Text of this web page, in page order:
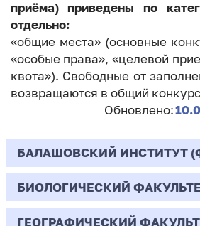
приёма) приведены по
отдельно:
«общие места» (основные
«особые права», «целевой
квота»). Свободные от
возвращаются в общий
Обновлено:
БАЛАШОВСКИЙ ИНСТИТУТ
44.03.02
Психолого-педагогическое
БИОЛОГИЧЕСКИЙ
ГЕОГРАФИЧЕСКИЙ